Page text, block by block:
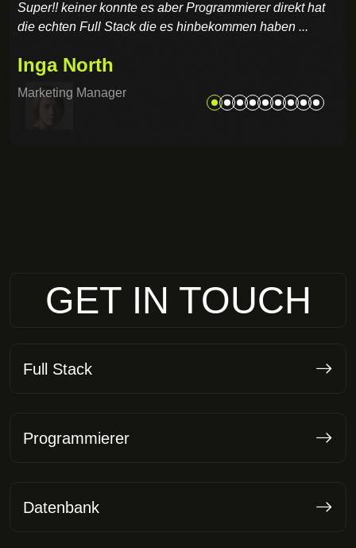
direkt hat
haben ...
super , mein Projekt wurde sofort
umgesetzt, innerhalb 10 Tagen lief alles
GET IN TOUCH
Full Stack
Programmierer
Datenbank